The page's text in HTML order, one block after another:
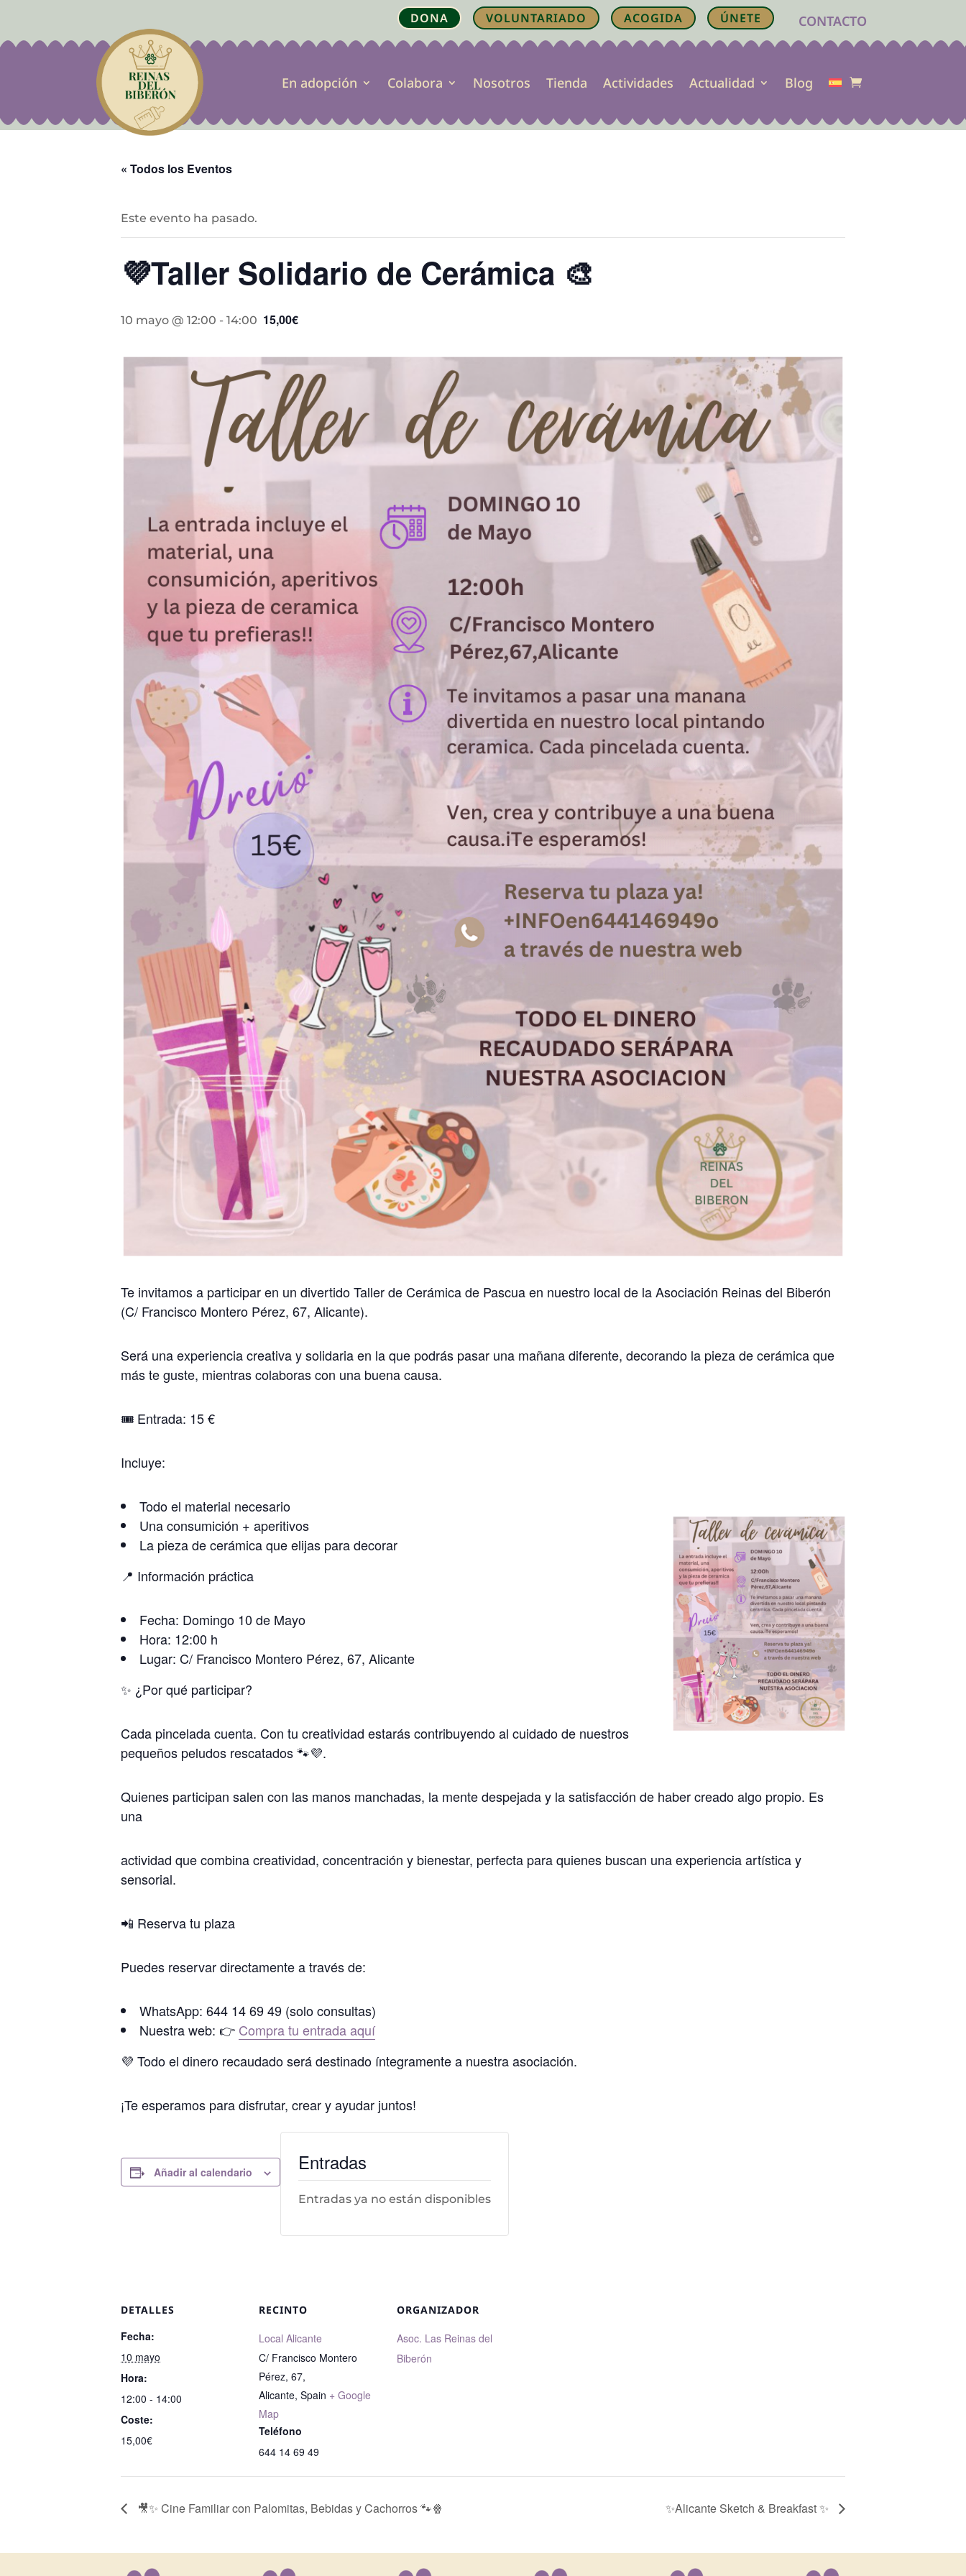
DONA VOLUNTARIADO ACOGIDA ÚNETE CONTACTO
En adopción Colabora Nosotros Tienda Actividades Actualidad Blog
« Todos los Eventos
Este evento ha pasado.
💜Taller Solidario de Cerámica 🎨
10 mayo @ 12:00 - 14:00 15,00€
Te invitamos a participar en un divertido Taller de Cerámica de Pascua en nuestro local de la Asociación Reinas del Biberón
(C/ Francisco Montero Pérez, 67, Alicante).
Será una experiencia creativa y solidaria en la que podrás pasar una mañana diferente, decorando la pieza de cerámica que
más te guste, mientras colaboras con una buena causa.
🎟️ Entrada: 15 €
Incluye:
Todo el material necesario
Una consumición + aperitivos
La pieza de cerámica que elijas para decorar
📍 Información práctica
Fecha: Domingo 10 de Mayo
Hora: 12:00 h
Lugar: C/ Francisco Montero Pérez, 67, Alicante
✨ ¿Por qué participar?
Cada pincelada cuenta. Con tu creatividad estarás contribuyendo al cuidado de nuestros
pequeños peludos rescatados 🐾💜.
Quienes participan salen con las manos manchadas, la mente despejada y la satisfacción de haber creado algo propio. Es
una
actividad que combina creatividad, concentración y bienestar, perfecta para quienes buscan una experiencia artística y
sensorial.
📲 Reserva tu plaza
Puedes reservar directamente a través de:
WhatsApp: 644 14 69 49 (solo consultas)
Nuestra web: 👉 Compra tu entrada aquí
💜 Todo el dinero recaudado será destinado íntegramente a nuestra asociación.
¡Te esperamos para disfrutar, crear y ayudar juntos!
Añadir al calendario
DETALLES
Fecha:
10 mayo
Hora:
12:00 - 14:00
Coste:
15,00€
RECINTO
Local Alicante
C/ Francisco Montero
Pérez, 67,
Alicante, Spain + Google
Map
Teléfono
644 14 69 49
ORGANIZADOR
Asoc. Las Reinas del
Biberón
Entradas
Entradas ya no están disponibles
🎥✨ Cine Familiar con Palomitas, Bebidas y Cachorros 🐾🍿 ✨Alicante Sketch & Breakfast ✨